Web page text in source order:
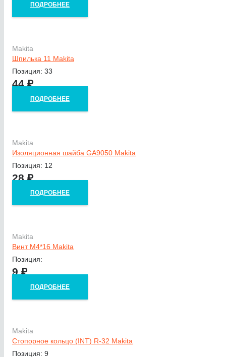
ПОДРОБНЕЕ
Makita
Шпилька 11 Makita
Позиция: 33
44₽
ПОДРОБНЕЕ
Makita
Изоляционная шайба GA9050 Makita
Позиция: 12
28₽
ПОДРОБНЕЕ
Makita
Винт M4*16 Makita
Позиция:
9₽
ПОДРОБНЕЕ
Makita
Стопорное кольцо (INT) R-32 Makita
Позиция: 9